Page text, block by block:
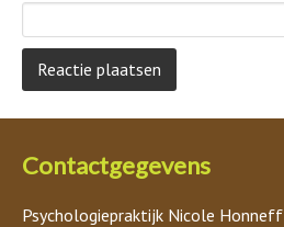
Contactgegevens
Psychologiepraktijk Nicole Honneff